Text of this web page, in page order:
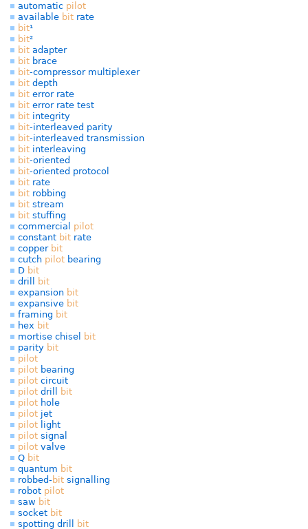
automatic pilot
available bit rate
bit¹
bit²
bit adapter
bit brace
bit-compressor multiplexer
bit depth
bit error rate
bit error rate test
bit integrity
bit-interleaved parity
bit-interleaved transmission
bit interleaving
bit-oriented
bit-oriented protocol
bit rate
bit robbing
bit stream
bit stuffing
commercial pilot
constant bit rate
copper bit
cutch pilot bearing
D bit
drill
bit
expansion bit
expansive bit
framing bit
hex bit
mortise chisel
bit
parity bit
pilot
pilot bearing
pilot circuit
pilot drill
bit
pilot hole
pilot jet
pilot light
pilot signal
pilot valve
Q bit
quantum bit
robbed- bit signalling
robot pilot
saw bit
socket bit
spotting drill
bit